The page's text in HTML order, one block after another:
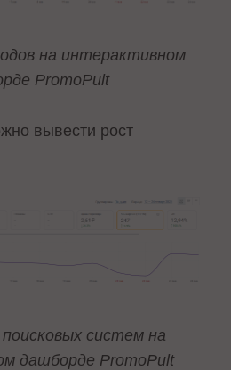
на интерактивном
PromoPult
вывести рост
поисковых систем на
дашборде PromoPult